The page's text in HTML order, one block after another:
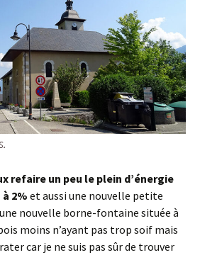
refaire un peu le plein d’énergie
2% et aussi une nouvelle petite
une nouvelle borne-fontaine située à
moins n’ayant pas trop soif mais
car je ne suis pas sûr de trouver